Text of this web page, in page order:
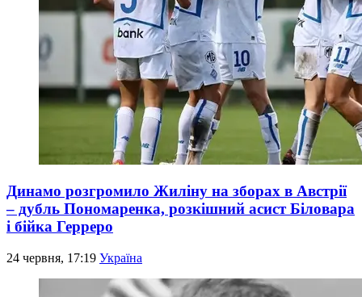
Динамо розгромило Жиліну на зборах в Австрії
– дубль Пономаренка, розкішний асист Біловара
і бійка Герреро
24 червня, 17:19 Україна